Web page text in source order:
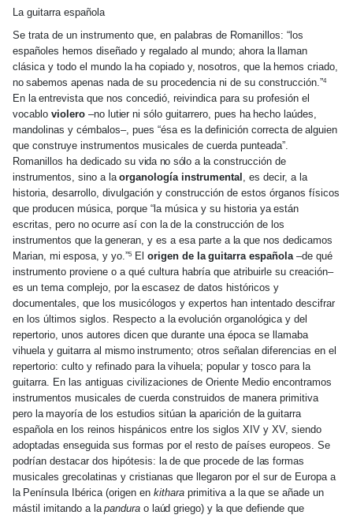
La guitarra española
Se trata de un instrumento que, en palabras de Romanillos: “los
españoles hemos diseñado y regalado al mundo; ahora lallaman
clásica y todo el mundo la ha copiadoy,nosotros, quela hemos criado,
nosabemos apenas nada de su procedencia ni de su construcción.”4
En la entrevista que nos concedió, reivindica para su profesión el
vocablo violero –no lutierni sólo guitarrero, pues ha hecho laúdes,
mandolinas y cémbalos–, pues “ésa es ladefinición correctadealguien
que construye instrumentos musicales de cuerda punteada”.
Romanillos ha dedicado su vida no sólo a la construcción de
instrumentos, sino a la organología instrumental , es decir, a la
historia, desarrollo, divulgación y construcción de estos órganos físicos
que producen música, porque “la música y su historia ya están
escritas, pero noocurre así conladela construcción de los
instrumentos que la generan, y es a esa parte a la que nos dedicamos
Marian, miesposa, y yo.”5 Elorigen de laguitarra española–de qué
instrumento proviene o a qué cultura habría que atribuirle su creación–
es un tema complejo, por la escasez de datos históricos y
documentales, que los musicólogos y expertos han intentado descifrar
en los últimos siglos. Respecto a la evolución organológica y del
repertorio, unos autores dicen que durante una época se llamaba
vihuela y guitarra al mismoinstrumento; otros señalan diferencias en el
repertorio: culto y refinado para lavihuela; popular y tosco parala
guitarra. En las antiguas civilizaciones de Oriente Medio encontramos
instrumentos musicales de cuerda construidos de manera primitiva
pero la mayoría de los estudios sitúan la aparición de laguitarra
española en los reinos hispánicos entre los siglos XIV y XV, siendo
adoptadas enseguida sus formas por el resto de países europeos. Se
podrían destacar dos hipótesis: la de que procede de las formas
musicales grecolatinas y cristianas que llegaron por el sur de Europa a
la Península Ibérica (origen enkitharaprimitiva alaque se añade un
mástil imitando a lapanduraolaúd griego) y la que defiende que